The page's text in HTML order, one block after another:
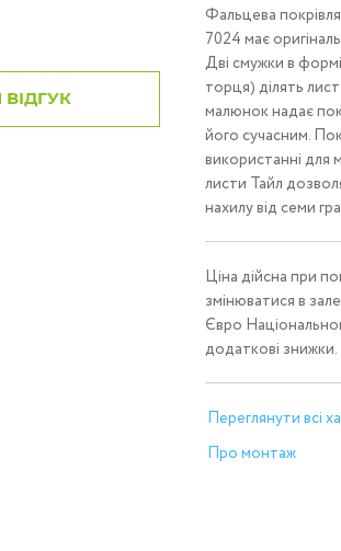
Фальцева
7024 має
Дві смужки в
торця) ділять
малюнок надає
його сучасним.
використанні для
листи Тайл
нахилу від семи
Ціна дійсна при
змінюватися в
Євро
додаткові знижки.
Переглянути всі
Про монтаж